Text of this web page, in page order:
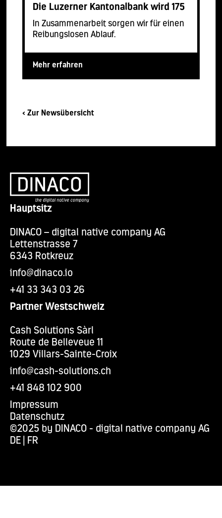
Die Luzerner Kantonalbank wird 175
In Zusammenarbeit sorgen wir für einen
Reibungslosen Ablauf.
Mehr erfahren
< Zur Newsübersicht
Hauptsitz
DINACO – digital native company AG
Lettenstrasse 7
6343 Rotkreuz
info@dinaco.io
+41 33 343 03 26
Partner Westschweiz
Cash Solutions Sàrl
Route de Belleveue 11
1029 Villars-Sainte-Croix
info@cash-solutions.ch
+41 848 102 900
Impressum
Datenschutz
©2025 by DINACO - digital native company AG
DE FR